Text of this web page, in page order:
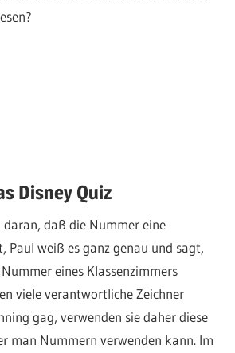
Disney Quiz
daß die Nummer eine
Paul weiß es ganz genau und sagt,
eines Klassenzimmers
viele verantwortliche Zeichner
gag, verwenden sie daher diese
man Nummern verwenden kann. Im